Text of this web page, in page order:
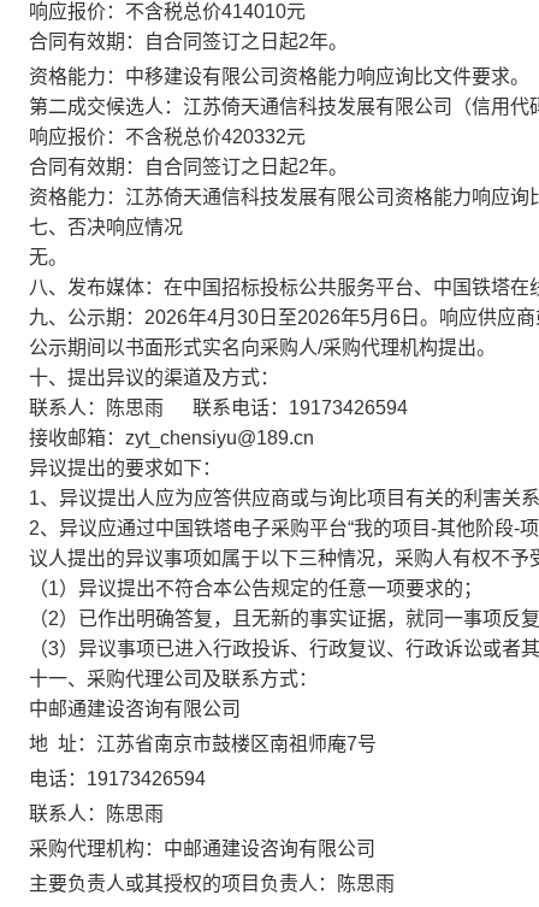
响应报价： 不含税总价414010元
合同有效期：
自合同签订之日起2年。
资格能力： 中移建设有限公司 资格能力响应询比文件要求。
第二成交候选人 ： 江苏倚天通信科技发展有限公司
（信用代
响应报价： 不含税总价420332元
合同有效期：
自合同签订之日起2年。
资格能力： 江苏倚天通信科技发展有限公司 资格能力响应询
七、否决响应情况
无。
八、发布媒体：在中国招标投标公共服务平台、中国铁塔
九、公示期： 2026年4月 30 日至2026年5月 6 日。 响应供应
公示期间以书面形式实名向采购人/采购代理机构提出。
十、提出异议的渠道及方式：
联系人：
陈思雨 联系电话： 19173426594
接收邮箱： zyt_chensiyu@189.cn
异议提出的要求如下：
1、异议提出人应为应答供应商或与询比项目有关的利害关
2、异议应通过中国铁塔电子采购平台“我的项目-其他阶段-
议人提出的异议事项如属于以下三种情况，采购人有权不予
（1）异议提出不符合本公告规定的任意一项要求的；
（2）已作出明确答复，且无新的事实证据，就同一事项反
（3）异议事项已进入行政投诉、行政复议、行政诉讼或者
十一、采购代理公司及联系方式：
中邮通建设咨询有限公司
地 址：江苏省南京市鼓楼区南祖师庵7号
电话： 19173426594
联系人：
陈思雨
采购代理机构： 中邮通建设咨询有限公司
主要负责人或其授权的项目负责人：
陈思雨